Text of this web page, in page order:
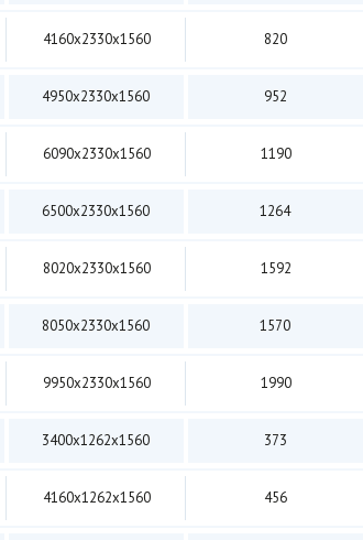
4160х2330х1560 820
4950х2330х1560 952
6090х2330х1560 1190
6500х2330х1560 1264
8020х2330х1560 1592
8050х2330х1560 1570
9950х2330х1560 1990
3400х1262х1560 373
4160х1262х1560 456